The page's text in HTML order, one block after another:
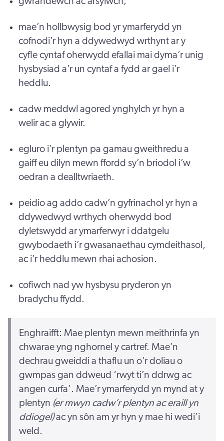
mae’n hollbwysig bod yr ymarferydd yn
cofnodi’r hyn a ddywedwyd wrthynt ar y
cyfle cyntaf oherwydd efallai mai dyma’r unig
hysbysiad a’r un cyntaf a fydd ar gael i’r
heddlu.
cadw meddwl agored ynghylch yr hyn a
welir ac a glywir.
egluro i’r plentyn pa gamau gweithredu a
gaiff eu dilyn mewn ffordd sy’n briodol i’w
oedran a dealltwriaeth.
peidio ag addo cadw’n gyfrinachol yr hyn a
ddywedwyd wrthych oherwydd bod
dyletswydd ar ymarferwyr i ddatgelu
gwybodaeth i’r gwasanaethau cymdeithasol,
ac i’r heddlu mewn rhai achosion.
cofiwch nad yw hysbysu pryderon yn
bradychu ffydd.
Enghraifft: Mae plentyn mewn meithrinfa yn
chwarae yng nghornel y cartref. Mae’n
dechrau gweiddi a thaflu un o’r doliau o
gwmpas gan ddweud ‘rwyt ti’n ddrwg ac
angen curfa’. Mae’r ymarferydd yn mynd at y
plentyn (er mwyn cadw’r plentyn ac eraill yn
ddiogel)ac yn sôn am yr hyn y mae hi wedi’i
weld.